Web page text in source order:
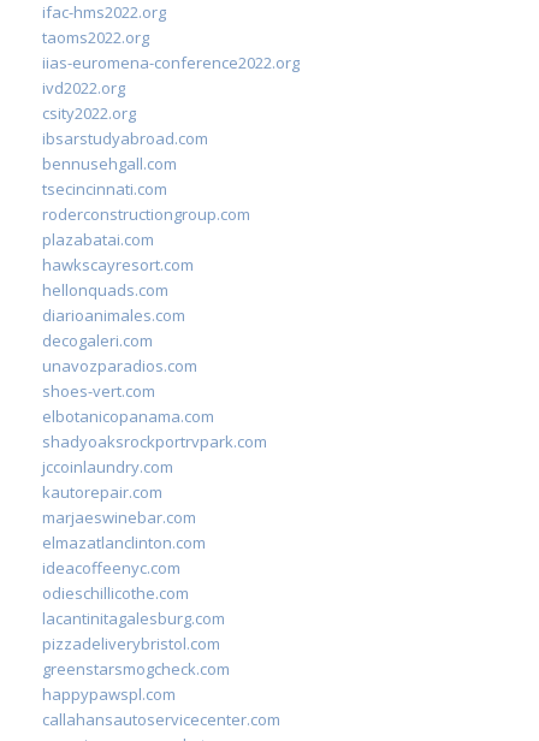
ifac-hms2022.org
taoms2022.org
iias-euromena-conference2022.org
ivd2022.org
csity2022.org
ibsarstudyabroad.com
bennusehgall.com
tsecincinnati.com
roderconstructiongroup.com
plazabatai.com
hawkscayresort.com
hellonquads.com
diarioanimales.com
decogaleri.com
unavozparadios.com
shoes-vert.com
elbotanicopanama.com
shadyoaksrockportrvpark.com
jccoinlaundry.com
kautorepair.com
marjaeswinebar.com
elmazatlanclinton.com
ideacoffeenyc.com
odieschillicothe.com
lacantinitagalesburg.com
pizzadeliverybristol.com
greenstarsmogcheck.com
happypawspl.com
callahansautoservicecenter.com